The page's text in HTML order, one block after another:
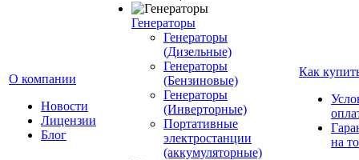
О компании
Новости
Лицензии
Блог
Генераторы
Генераторы
(Дизельные)
Генераторы
(Бензиновые)
Генераторы
(Инверторные)
Портативные
электростанции
(аккумуляторные)
Как
на